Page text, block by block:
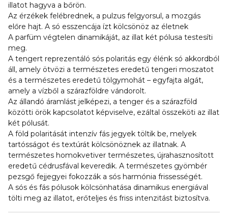
illatot hagyva a bőrön.
Az érzékek felébrednek, a pulzus felgyorsul, a mozgás
előre hajt. A só esszencája ízt kölcsönöz az életnek
A parfüm végtelen dinamikáját, az illat két pólusa testesíti
meg.
A tengert reprezentáló sós polaritás egy élénk só akkordból
áll, amely ötvözi a természetes eredetű tengeri moszatot
és a természetes eredetű tölgymohát – egyfajta algát,
amely a vízből a szárazföldre vándorolt.
Az állandó áramlást jelképezi, a tenger és a szárazföld
közötti örök kapcsolatot képviselve, ezáltal összeköti az illat
két pólusát.
A föld polaritását intenzív fás jegyek töltik be, melyek
tartósságot és textúrát kölcsönöznek az illatnak. A
természetes homokvetiver természetes, újrahasznosított
eredetű cédrusfával keveredik. A természetes gyömbér
pezsgő fejjegyei fokozzák a sós harmónia frissességét.
A sós és fás pólusok kölcsönhatása dinamikus energiával
tölti meg az illatot, erőteljes és friss intenzitást biztosítva.